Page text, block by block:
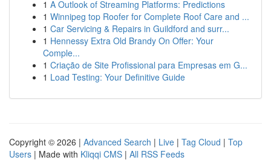
1 A Outlook of Streaming Platforms: Predictions
1 Winnipeg top Roofer for Complete Roof Care and ...
1 Car Servicing & Repairs in Guildford and surr...
1 Hennessy Extra Old Brandy On Offer: Your
Comple...
1 Criação de Site Profissional para Empresas em G...
1 Load Testing: Your Definitive Guide
Copyright © 2026 | Advanced Search | Live | Tag Cloud | Top
Users | Made with Kliqqi CMS | All RSS Feeds